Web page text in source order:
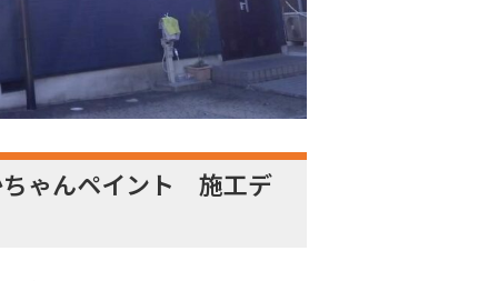
ゃんペイント 施工デ